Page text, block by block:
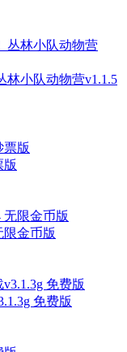
林小队动物营v1.1.5
版
限金币版
免费版